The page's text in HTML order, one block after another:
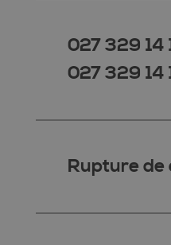
027 329 14
027 329 14
Rupture de